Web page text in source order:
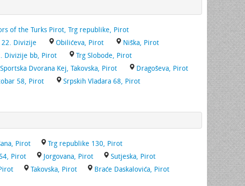
of the Turks Pirot, Trg republike, Pirot
22. Divizije Obilićeva, Pirot
Niška, Pirot
Divizije bb, Pirot
Trg Slobode, Pirot
Sportska Dvorana Kej, Takovska, Pirot
Dragoševa, Pirot
58, Pirot
Srpskih Vladara 68, Pirot
Pirot
Trg republike 130, Pirot
Pirot Jorgovana, Pirot
Sutjeska, Pirot
Takovska, Pirot Braće Daskalovića, Pirot